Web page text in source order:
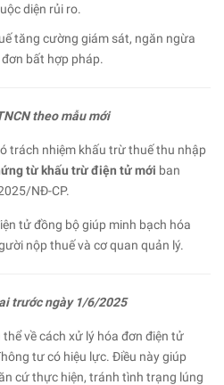
diện rủi ro.
tăng cường giám sát, ngăn ngừa
bất hợp pháp.
theo mẫu mới
trách nhiệm khấu trừ thuế thu nhập
từ khấu trừ điện tử mới ban
NĐ-CP.
tử đồng bộ giúp minh bạch hóa
nộp thuế và cơ quan quản lý.
trước ngày 1/6/2025
về cách xử lý hóa đơn điện tử
tư có hiệu lực. Điều này giúp
cứ thực hiện, tránh tình trạng lúng